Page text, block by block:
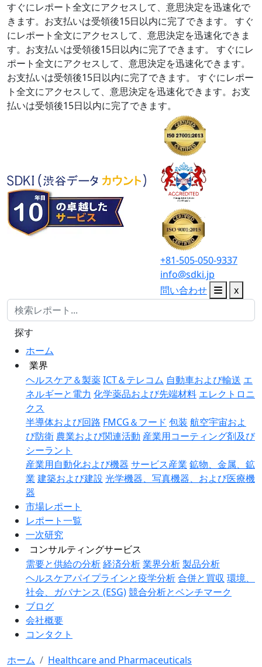
すぐにレポート全文にアクセスして、意思決定を迅速化で
きます。お支払いは受領後15日以内に完了できます。
すぐ
にレポート全文にアクセスして、意思決定を迅速化できま
す。お支払いは受領後15日以内に完了できます。
すぐにレ
ポート全文にアクセスして、意思決定を迅速化できます。
お支払いは受領後15日以内に完了できます。
すぐにレポー
ト全文にアクセスして、意思決定を迅速化できます。お支
払いは受領後15日以内に完了できます。
+81-505-050-9337
info@sdki.jp
問い合わせ
x
ホーム
業界
ヘルスケア＆製薬ICT＆テレコム 自動車および輸送 エ
ネルギーと電力 化学薬品および先端材料 エレクトロニ
クス
半導体および回路 FMCG＆フード 包装 航空宇宙およ
び防衛 農業および関連活動 産業用コーティング剤及び
シーラント
産業用自動化および機器 サービス産業 鉱物、金属、鉱
業 建築および建設 光学機器、写真機器、および医療機
器
市場レポート
レポート一覧
一次研究
コンサルティングサービス
需要と供給の分析経済分析業界分析製品分析
ヘルスケアパイプラインと疫学分析合併と買収 環境、
社会、ガバナンス (ESG)競合分析とベンチマーク
ブログ
会社概要
コンタクト
探す
ホーム
Healthcare and Pharmaceuticals